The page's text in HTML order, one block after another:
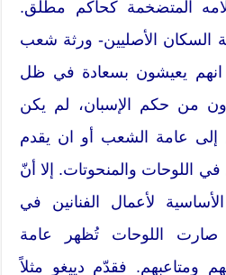
المتضخمة كحاكم مطلق.
السكان الأصليين- ورثة شعب
يعيشون بسعادة في ظل
من حكم الإسبان، لم يكن
إلى عامة الشعب أو ان يقدم
في اللوحات والمنحوتات. إلا أنّ
لأعمال الفنانين في
صارت اللوحات تُظهر عامة
ومتاعبهم. فقدّم دييغو مثلاً